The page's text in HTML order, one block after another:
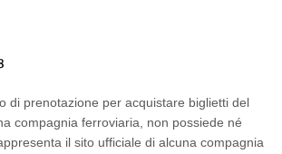
di prenotazione per acquistare biglietti del
compagnia ferroviaria, non possiede né
il sito ufficiale di alcuna compagnia